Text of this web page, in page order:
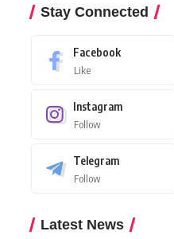
Stay Connected
Facebook
Like
Instagram
Follow
Telegram
Follow
Latest News